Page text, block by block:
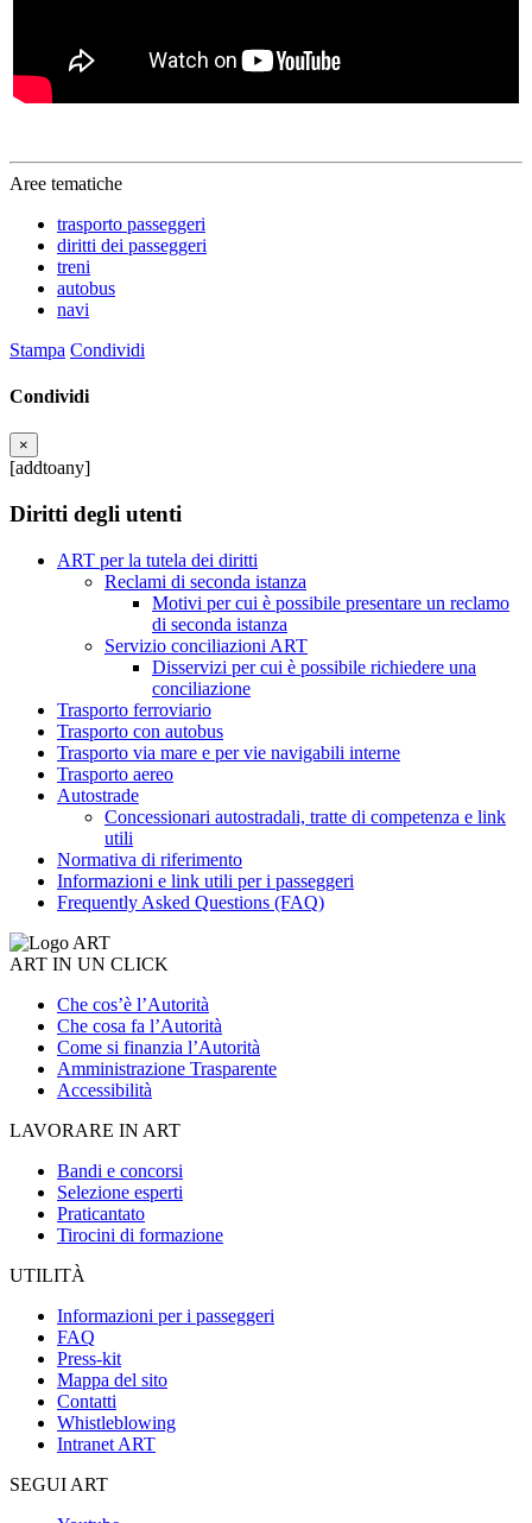
Aree tematiche
trasporto passeggeri
diritti dei passeggeri
treni
autobus
navi
Stampa Condividi
Condividi
×
[addtoany]
Diritti degli utenti
ART per la tutela dei diritti
Reclami di seconda istanza
Motivi per cui è possibile presentare un reclamo
di seconda istanza
Servizio conciliazioni ART
Disservizi per cui è possibile richiedere una
conciliazione
Trasporto ferroviario
Trasporto con autobus
Trasporto via mare e per vie navigabili interne
Trasporto aereo
Autostrade
Concessionari autostradali, tratte di competenza e link
utili
Normativa di riferimento
Informazioni e link utili per i passeggeri
Frequently Asked Questions (FAQ)
ART IN UN CLICK
Che cos’è l’Autorità
Che cosa fa l’Autorità
Come si finanzia l’Autorità
Amministrazione Trasparente
Accessibilità
LAVORARE IN ART
Bandi e concorsi
Selezione esperti
Praticantato
Tirocini di formazione
UTILITÀ
Informazioni per i passeggeri
FAQ
Press-kit
Mappa del sito
Contatti
Whistleblowing
Intranet ART
SEGUI ART